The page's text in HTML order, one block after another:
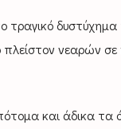
τραγικό
νεαρών σε
και άδικα τα